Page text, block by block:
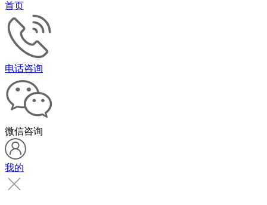
首页
电话咨询
微信咨询
我的